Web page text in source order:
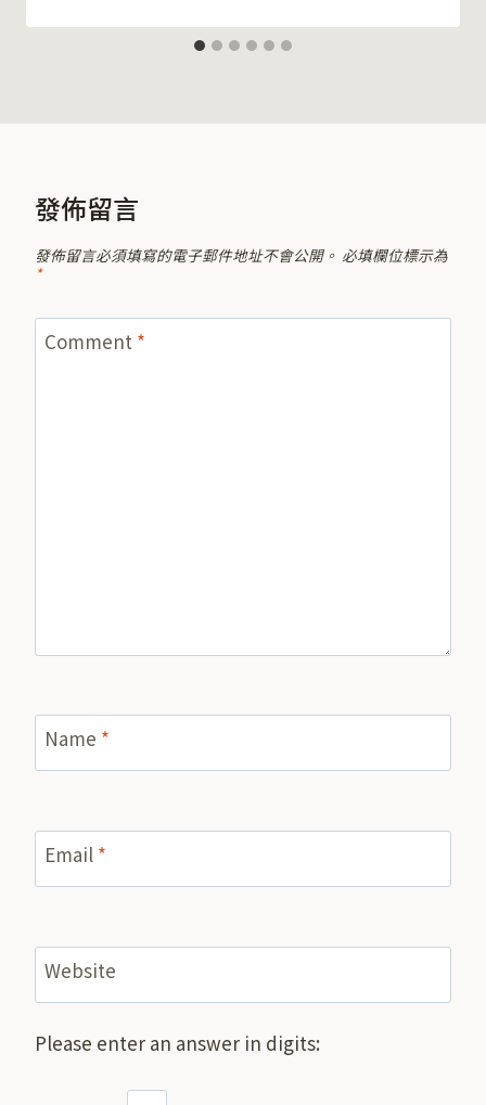
發佈留言
發佈留言必須填寫的電子郵件地址不會公開。 必填欄位標示為
*
Comment *
Name *
Email *
Website
Please enter an answer in digits: